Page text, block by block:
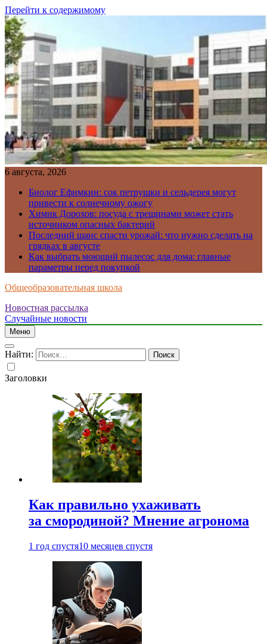
Перейти к содержимому
6 августа, 2026
Биолог Ефимкин: сок петрушки и сельдерея могут
привести к солнечному ожогу
Химик Дорохов: посуда с трещинами может стать
источником опасных бактерий
Последний шанс спасти урожай: что нужно сделать на
грядках в августе
Как выбрать моющий пылесос для дома: главные
параметры перед покупкой
Общеобразовательная школа
Новостная рассылка
Случайные новости
Меню
Найти:
Заголовки
Как правильно ухаживать
за смородиной? Мнение агронома
1 год спустя10 месяцев спустя